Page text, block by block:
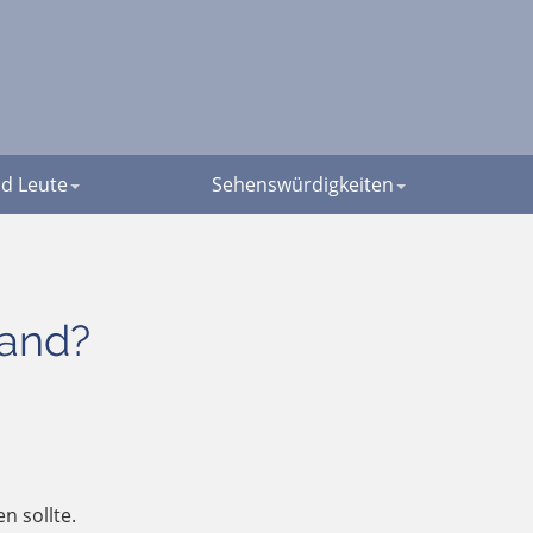
Leute Sehenswürdigkeiten
sollte.